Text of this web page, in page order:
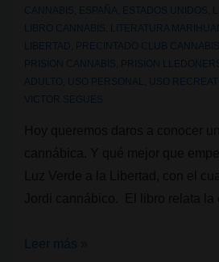
CANNABIS
ESPAÑA ESTADOS UNIDOS
LIBRO CANNABIS
LITERATURA
LIBERTAD
PRECINTADO CLUB CANNABIS
PRISION CANNABIS
PRISION
ADULTO
USO PERSONAL USO
VICTOR SEGUES
Literatura
Leer más »